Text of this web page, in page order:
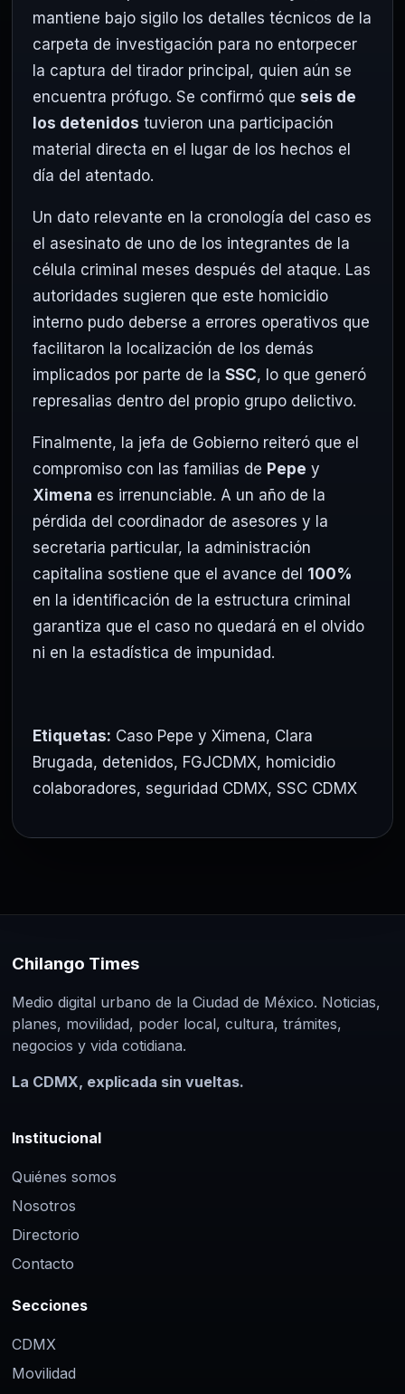
mantiene bajo sigilo los detalles técnicos de la
carpeta de investigación para no entorpecer
la captura del tirador principal, quien aún se
encuentra prófugo. Se confirmó que seis de
los detenidos tuvieron una participación
material directa en el lugar de los hechos el
día del atentado.
Un dato relevante en la cronología del caso es
el asesinato de uno de los integrantes de la
célula criminal meses después del ataque. Las
autoridades sugieren que este homicidio
interno pudo deberse a errores operativos que
facilitaron la localización de los demás
implicados por parte de la SSC, lo que generó
represalias dentro del propio grupo delictivo.
Finalmente, la jefa de Gobierno reiteró que el
compromiso con las familias de Pepe y
Ximena es irrenunciable. A un año de la
pérdida del coordinador de asesores y la
secretaria particular, la administración
capitalina sostiene que el avance del 100%
en la identificación de la estructura criminal
garantiza que el caso no quedará en el olvido
ni en la estadística de impunidad.
Etiquetas: Caso Pepe y Ximena, Clara
Brugada, detenidos, FGJCDMX, homicidio
colaboradores, seguridad CDMX, SSC CDMX
Chilango Times
Medio digital urbano de la Ciudad de México. Noticias,
planes, movilidad, poder local, cultura, trámites,
negocios y vida cotidiana.
La CDMX, explicada sin vueltas.
Institucional
Quiénes somos
Nosotros
Directorio
Contacto
Secciones
CDMX
Movilidad